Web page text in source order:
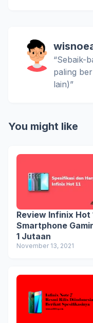
“Sebaik-
paling
lain)”
You might like
Review Infinix Hot
Smartphone
1 Jutaan
November 13, 2021